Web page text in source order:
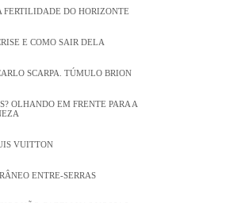
FERTILIDADE DO HORIZONTE
E COMO SAIR DELA
SCARPA. TÚMULO BRION
OLHANDO EM FRENTE PARA A
VUITTON
ENTRE-SERRAS